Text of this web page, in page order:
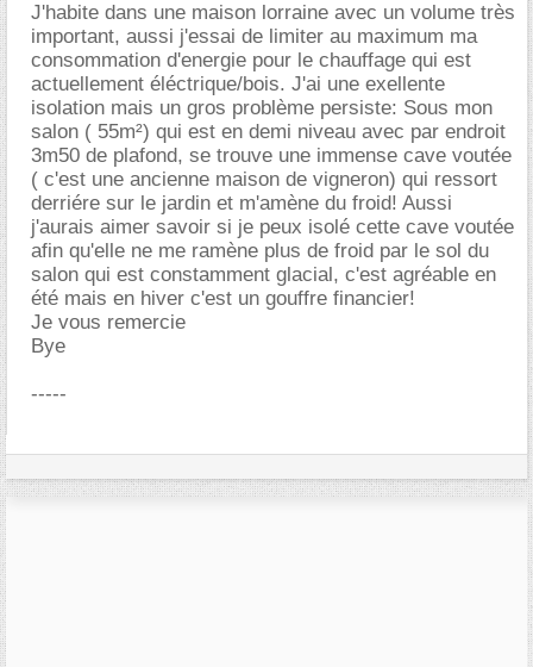
J'habite dans une maison lorraine avec un volume très
important, aussi j'essai de limiter au maximum ma
consommation d'energie pour le chauffage qui est
actuellement éléctrique/bois. J'ai une exellente
isolation mais un gros problème persiste: Sous mon
salon ( 55m²) qui est en demi niveau avec par endroit
3m50 de plafond, se trouve une immense cave voutée
( c'est une ancienne maison de vigneron) qui ressort
derriére sur le jardin et m'amène du froid! Aussi
j'aurais aimer savoir si je peux isolé cette cave voutée
afin qu'elle ne me ramène plus de froid par le sol du
salon qui est constamment glacial, c'est agréable en
été mais en hiver c'est un gouffre financier!
Je vous remercie
Bye
-----